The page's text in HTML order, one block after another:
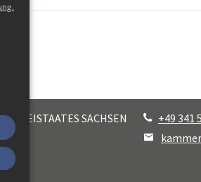
FREISTAATES SACHSEN
+49 341